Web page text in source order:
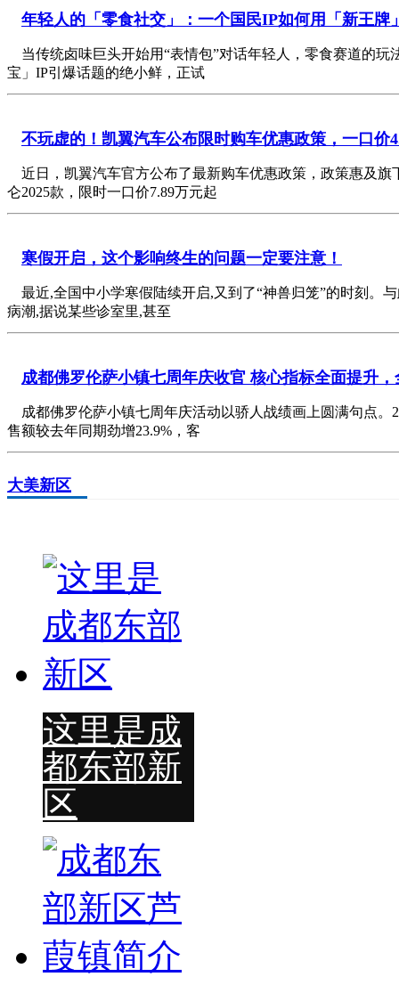
年轻人的「零食社交」：一个国民IP如何用「新王牌
当传统卤味巨头开始用“表情包”对话年轻人，零食赛道的玩
宝」IP引爆话题的绝小鲜，正试
不玩虚的！凯翼汽车公布限时购车优惠政策，一口价
近日，凯翼汽车官方公布了最新购车优惠政策，政策惠及
仑2025款，限时一口价7.89万元起
寒假开启，这个影响终生的问题一定要注意！
最近,全国中小学寒假陆续开启,又到了“神兽归笼”的时刻。
病潮,据说某些诊室里,甚至
成都佛罗伦萨小镇七周年庆收官 核心指标全面提升，
成都佛罗伦萨小镇七周年庆活动以骄人战绩画上圆满句点。
售额较去年同期劲增23.9%，客
大美新区
这里是成
都东部新
区